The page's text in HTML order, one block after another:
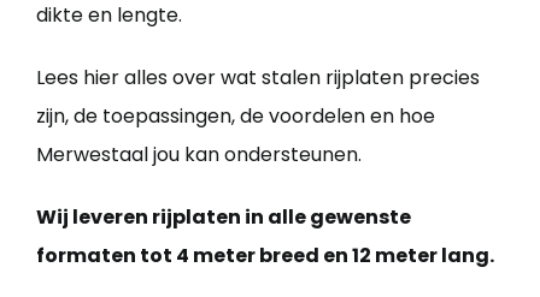
dikte en lengte.
Lees hier alles over wat stalen rijplaten precies
zijn, de toepassingen, de voordelen en hoe
Merwestaal jou kan ondersteunen.
Wij leveren rijplaten in alle gewenste
formaten tot 4 meter breed en 12 meter lang.